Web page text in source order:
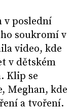
v poslední
soukromí v
video, kde
v dětském
Klip se
Meghan, kde
a tvoření.